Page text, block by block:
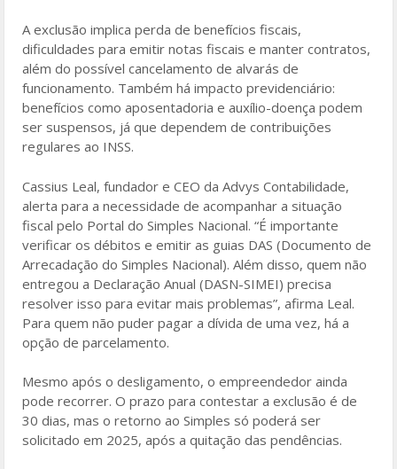
A exclusão implica perda de benefícios fiscais,
dificuldades para emitir notas fiscais e manter contratos,
além do possível cancelamento de alvarás de
funcionamento. Também há impacto previdenciário:
benefícios como aposentadoria e auxílio-doença podem
ser suspensos, já que dependem de contribuições
regulares ao INSS.
Cassius Leal, fundador e CEO da Advys Contabilidade,
alerta para a necessidade de acompanhar a situação
fiscal pelo Portal do Simples Nacional. “É importante
verificar os débitos e emitir as guias DAS (Documento de
Arrecadação do Simples Nacional). Além disso, quem não
entregou a Declaração Anual (DASN-SIMEI) precisa
resolver isso para evitar mais problemas”, afirma Leal.
Para quem não puder pagar a dívida de uma vez, há a
opção de parcelamento.
Mesmo após o desligamento, o empreendedor ainda
pode recorrer. O prazo para contestar a exclusão é de
30 dias, mas o retorno ao Simples só poderá ser
solicitado em 2025, após a quitação das pendências.